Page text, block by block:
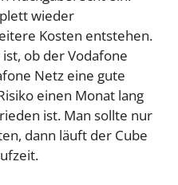
wieder
Kosten entstehen.
ob der Vodafone
Netz eine gute
einen Monat lang
ist. Man sollte nur
dann läuft der Cube